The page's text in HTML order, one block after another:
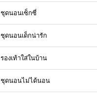
ชุดนอนเซ็กซี่
ชุดนอนเด็กน่ารัก
รองเท้าใส่ในบ้าน
ชุดนอนไม่ได้นอน